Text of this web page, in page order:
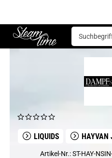
Steam time
Liquids Hayvan Juice
LIQUIDS HAYVAN
Artikel-Nr.: ST-HAY-